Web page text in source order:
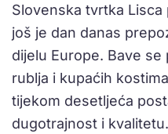
Slovenska tvrtka
još je dan danas
dijelu Europe. Bave
rublja i kupaćih
tijekom desetljeća
dugotrajnost i kvalitetu.